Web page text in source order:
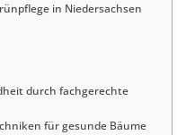
in Niedersachsen
durch fachgerechte
für gesunde Bäume